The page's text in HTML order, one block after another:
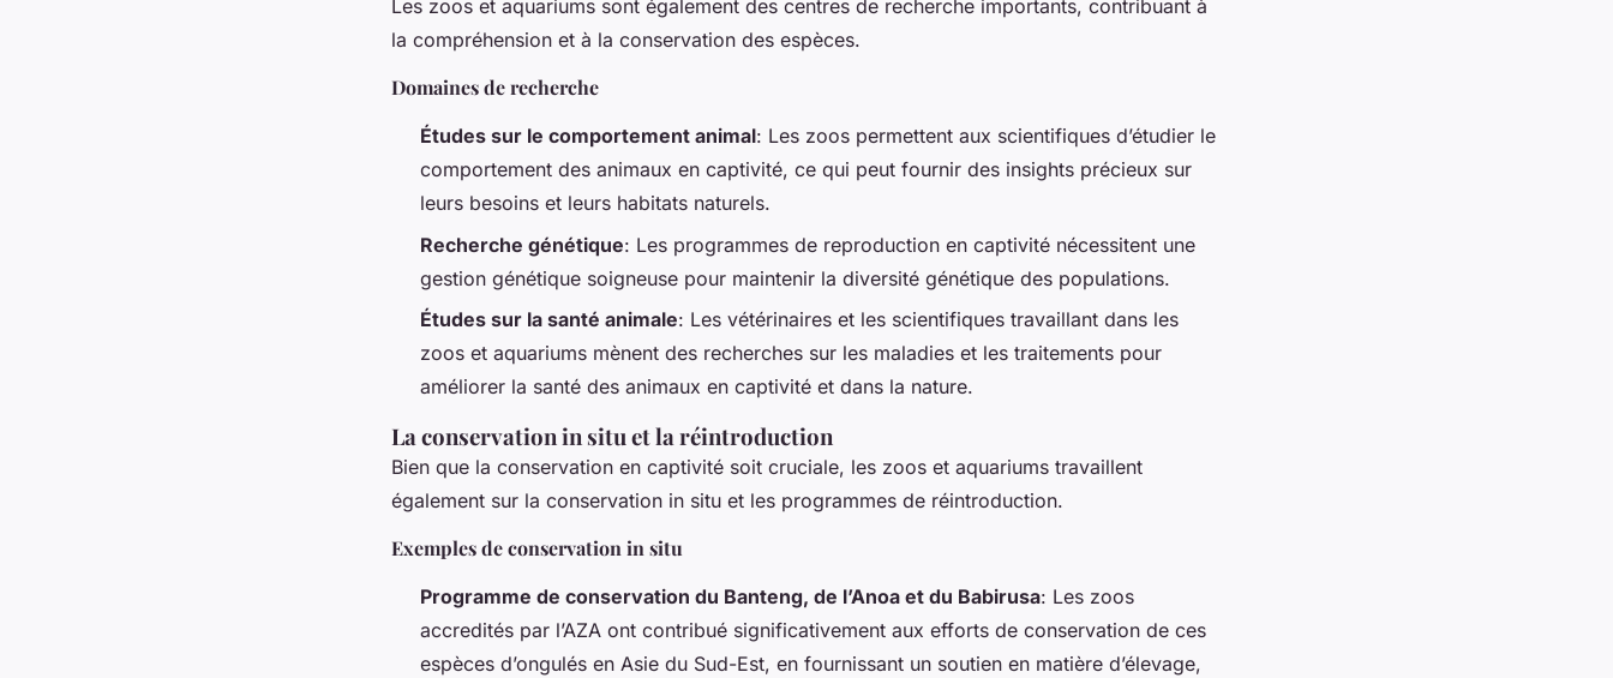
Les zoos et aquariums sont également des centres de recherche importants, contribuant à
la compréhension et à la conservation des espèces.
Domaines de recherche
Études sur le comportement animal: Les zoos permettent aux scientifiques d’étudier le
comportement des animaux en captivité, ce qui peut fournir des insights précieux sur
leurs besoins et leurs habitats naturels.
Recherche génétique: Les programmes de reproduction en captivité nécessitent une
gestion génétique soigneuse pour maintenir la diversité génétique des populations.
Études sur la santé animale: Les vétérinaires et les scientifiques travaillant dans les
zoos et aquariums mènent des recherches sur les maladies et les traitements pour
améliorer la santé des animaux en captivité et dans la nature.
La conservation in situ et la réintroduction
Bien que la conservation en captivité soit cruciale, les zoos et aquariums travaillent
également sur la conservation in situ et les programmes de réintroduction.
Exemples de conservation in situ
Programme de conservation du Banteng, de l’Anoa et du Babirusa: Les zoos
accredités par l’AZA ont contribué significativement aux efforts de conservation de ces
espèces d’ongulés en Asie du Sud-Est, en fournissant un soutien en matière d’élevage,